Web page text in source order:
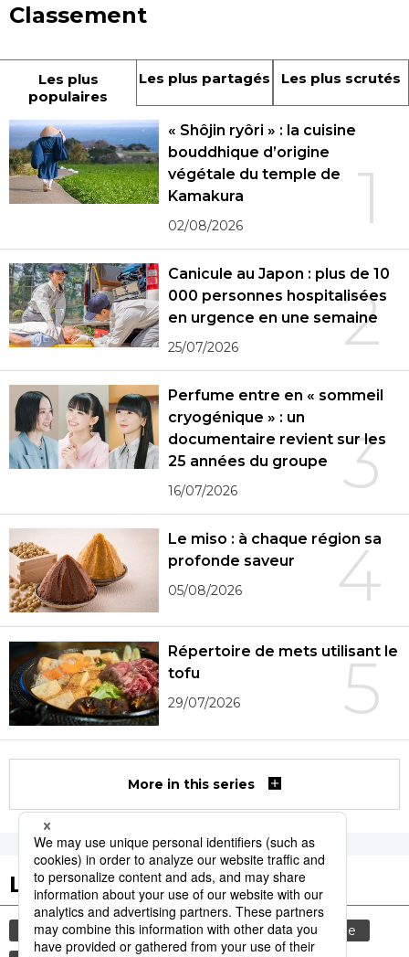
Classement
Les plus
populaires
Les plus partagés Les plus scrutés
1
« Shôjin ryôri » : la cuisine
bouddhique d’origine
végétale du temple de
Kamakura
02/08/2026
2
Canicule au Japon : plus de 10
000 personnes hospitalisées
en urgence en une semaine
25/07/2026
3
Perfume entre en « sommeil
cryogénique » : un
documentaire revient sur les
25 années du groupe
16/07/2026
4
Le miso : à chaque région sa
profonde saveur
05/08/2026
5
Répertoire de mets utilisant le
tofu
29/07/2026
More in this series
Les tags populaires
histoire société gastronomie
femme